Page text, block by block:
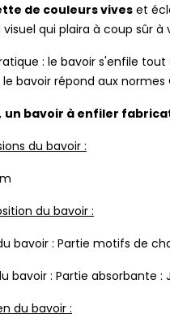
de couleurs vives et
qui plaira à coup sûr à
: le bavoir s'enfile
bavoir répond aux
un bavoir à enfiler
du bavoir :
du bavoir :
bavoir : Partie motifs de
bavoir : Partie absorbante
du bavoir :